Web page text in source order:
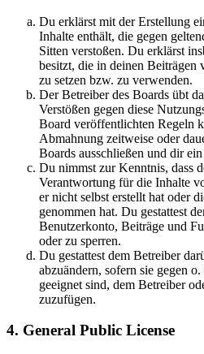
Du erklärst mit der Erstellung
Inhalte enthält, die gegen
Sitten verstoßen. Du erklärst
besitzt, die in deinen
zu setzen bzw. zu verwenden.
Der Betreiber des Boards übt
Verstößen gegen diese
Board veröffentlichten Regeln
Abmahnung zeitweise oder
Boards ausschließen und dir
Du nimmst zur Kenntnis, dass
Verantwortung für die Inhalte
er nicht selbst erstellt hat oder
genommen hat. Du gestattest
Benutzerkonto, Beiträge und
oder zu sperren.
Du gestattest dem Betreiber
abzuändern, sofern sie gegen
geeignet sind, dem Betreiber
zuzufügen.
4. General Public License